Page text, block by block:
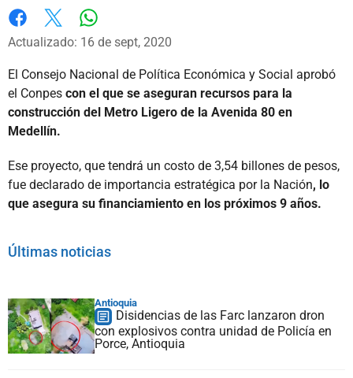
Facebook
X
Actualizado: 16 de sept, 2020
El Consejo Nacional de Política Económica y Social aprobó
el Conpes con el que se aseguran recursos para la
construcción del Metro Ligero de la Avenida 80 en
Medellín.
Ese proyecto, que tendrá un costo de 3,54 billones de pesos,
fue declarado de importancia estratégica por la Nación, lo
que asegura su financiamiento en los próximos 9 años.
Últimas noticias
Antioquia
Disidencias de las Farc lanzaron dron
con explosivos contra unidad de Policía en
Porce, Antioquia